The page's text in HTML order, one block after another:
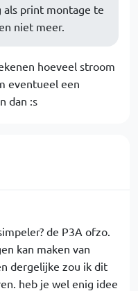
als print montage te
niet meer.
hoeveel stroom
eventueel een
dan :s
de P3A ofzo.
kan maken van
dergelijke zou ik dit
heb je wel enig idee